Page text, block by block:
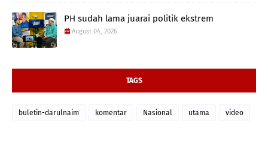
PH sudah lama juarai politik ekstrem
August 04, 2026
TAGS
buletin-darulnaim komentar Nasional utama video